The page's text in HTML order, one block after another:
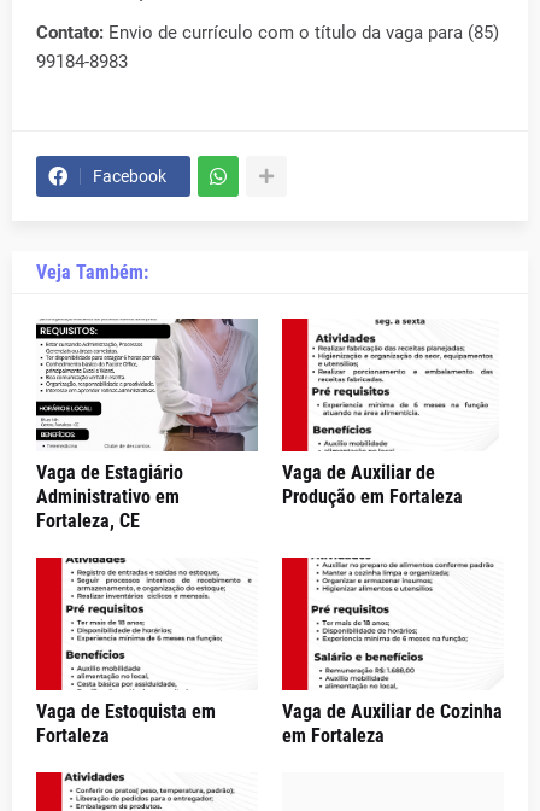
Contato: Envio de currículo com o título da vaga para (85)
99184-8983
Facebook
Veja Também:
Vaga de Estagiário
Administrativo em
Fortaleza, CE
Vaga de Auxiliar de
Produção em Fortaleza
Vaga de Estoquista em
Fortaleza
Vaga de Auxiliar de Cozinha
em Fortaleza